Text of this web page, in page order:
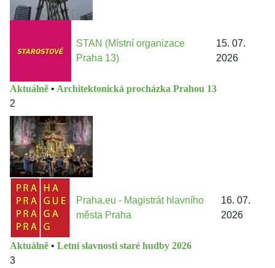
STAN (Místní organizace
Praha 13)
15. 07.
2026
Aktuálně • Architektonická procházka Prahou 13
2
Praha.eu - Magistrát hlavního
města Praha
16. 07.
2026
Aktuálně • Letní slavnosti staré hudby 2026
3